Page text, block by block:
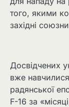
того, якими
західні
Досвідчених
вже
радянської
F-16 за